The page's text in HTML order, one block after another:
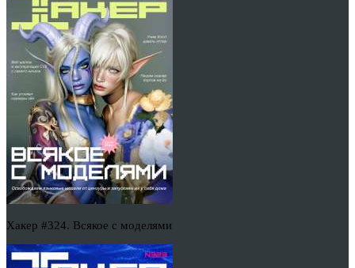
Хакер #324. Всякое с моделями